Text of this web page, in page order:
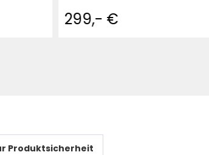
299,- €
Produktsicherheit